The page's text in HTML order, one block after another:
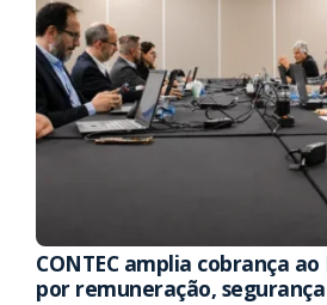
CONTEC amplia cobrança
por remuneração,